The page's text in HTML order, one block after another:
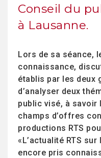
Conseil du
à Lausanne.
Lors de sa séance,
connaissance,
établis par les deux
d’analyser deux
public visé, à savoir
champs d’offres
productions RTS
«L’actualité RTS
encore pris